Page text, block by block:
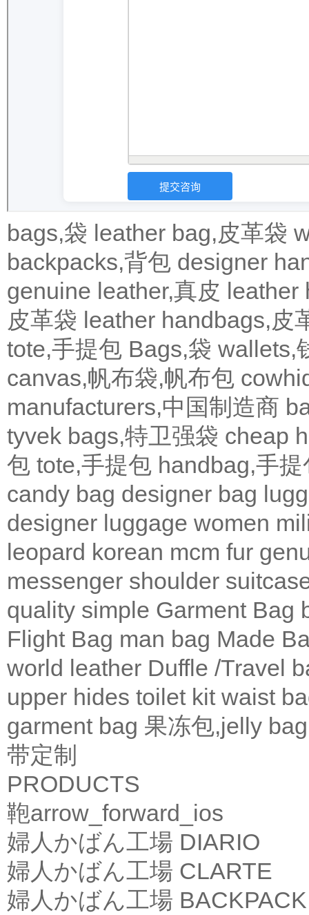
bags,袋 leather bag,皮革袋
backpacks,背包 designer
genuine leather,真皮 leather
皮革袋 leather handbags,皮
tote,手提包 Bags,袋 wallets,
canvas,帆布袋,帆布包
manufacturers,中国制造商
tyvek bags,特卫强袋 cheap
包 tote,手提包 handbag,手提
candy bag designer bag
designer luggage women
leopard korean mcm fur
messenger shoulder
quality simple Garment Bag
Flight Bag man bag Made
world leather Duffle /Travel
upper hides toilet kit waist
garment bag 果冻包,jelly bag
带定制
PRODUCTS
鞄arrow_forward_ios
婦人かばん工場 DIARIO
婦人かばん工場 CLARTE
婦人かばん工場 BACKPACK